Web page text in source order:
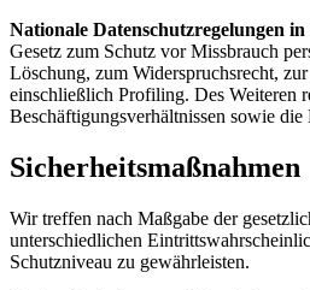
Nationale Datenschutzregelungen
Gesetz zum Schutz vor Missbrauch
Löschung, zum Widerspruchsrecht,
einschließlich Profiling. Des Weiteren
Beschäftigungsverhältnissen sowie
Sicherheitsmaßnahmen
Wir treffen nach Maßgabe der
unterschiedlichen
Schutzniveau zu gewährleisten.